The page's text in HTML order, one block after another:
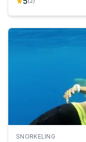
SNORKELING